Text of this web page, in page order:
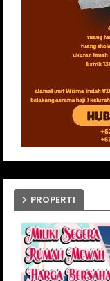
PROPERTI